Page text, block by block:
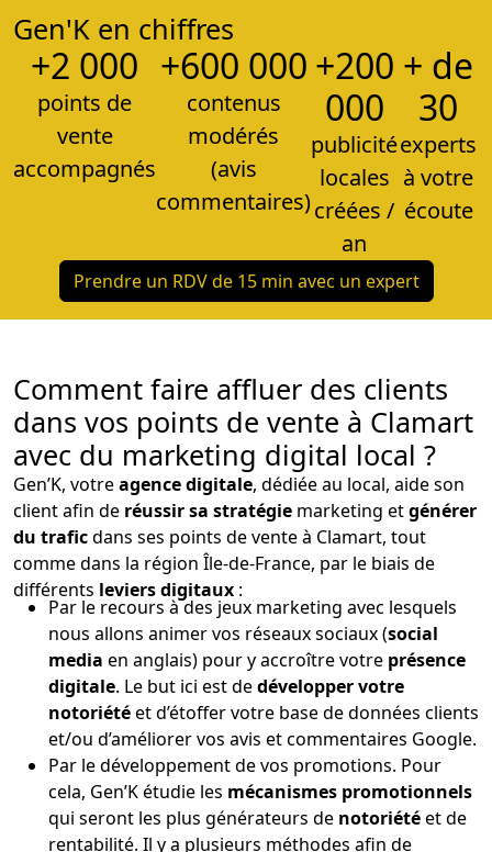
Gen'K en chiffres
+2 000
points de
vente
accompagnés
+600 000
contenus
modérés
(avis
commentaires)
+200
000
publicité
locales
créées /
an
+ de
30
experts
à votre
écoute
Prendre un RDV de 15 min avec un expert
Comment faire affluer des clients
dans vos points de vente à Clamart
avec du marketing digital local ?
Gen’K, votreagence digitale, dédiée au local, aide son
client afin de réussir sa stratégie marketing etgénérer
du traficdans ses points de vente à Clamart, tout
comme dans la région Île-de-France, par le biais de
différents leviers digitaux :
Par le recours à des jeux marketing avec lesquels
nous allons animer vos réseaux sociaux (social
media en anglais) pour y accroître votre présence
digitale. Le but ici est dedévelopper votre
notoriétéet d’étoffer votre base de données clients
et/ou d’améliorer vos avis et commentaires Google.
Par le développement de vos promotions. Pour
cela, Gen’K étudie les mécanismes promotionnels
qui seront les plus générateurs de notoriétéet de
rentabilité. Il y a plusieurs méthodes afin de